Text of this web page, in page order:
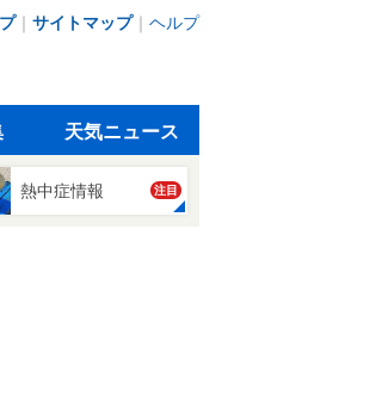
｜ サイトマップ｜ ヘルプ
天気ニュース
熱中症情報 注目